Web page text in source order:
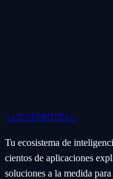
ALTAI DIGITAL
Tu ecosistema de
cientos de aplicaciones
soluciones a la medida